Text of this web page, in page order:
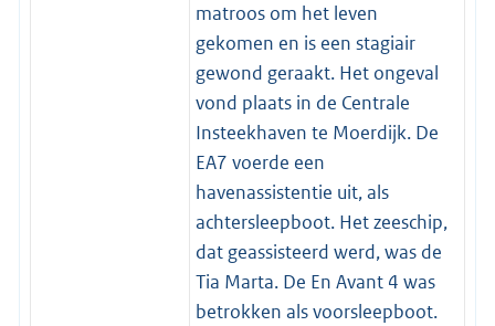
matroos om het leven
gekomen en is een stagiair
gewond geraakt. Het ongeval
vond plaats in de Centrale
Insteekhaven te Moerdijk. De
EA7 voerde een
havenassistentie uit, als
achtersleepboot. Het zeeschip,
dat geassisteerd werd, was de
Tia Marta. De En Avant 4 was
betrokken als voorsleepboot.